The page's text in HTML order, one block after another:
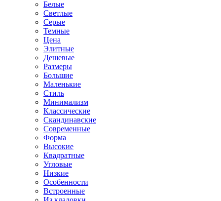
Белые
Светлые
Серые
Темные
Цена
Элитные
Дешевые
Размеры
Большие
Маленькие
Стиль
Минимализм
Классические
Скандинавские
Современные
Форма
Высокие
Квадратные
Угловые
Низкие
Особенности
Встроенные